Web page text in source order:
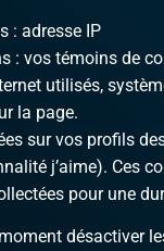
: adresse IP
: vos témoins de
utilisés,
la page.
sur vos profils
j’aime). Ces
pour une
désactiver